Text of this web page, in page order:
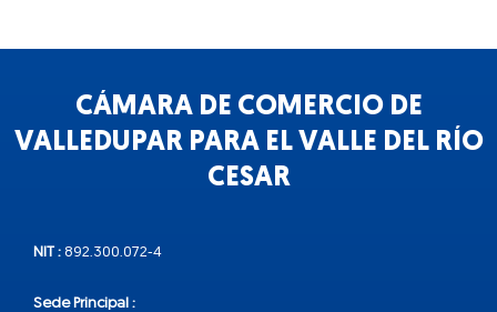
CÁMARA DE COMERCIO DE
VALLEDUPAR PARA EL VALLE DEL RÍO
CESAR
NIT : 892.300.072-4
Sede Principal :